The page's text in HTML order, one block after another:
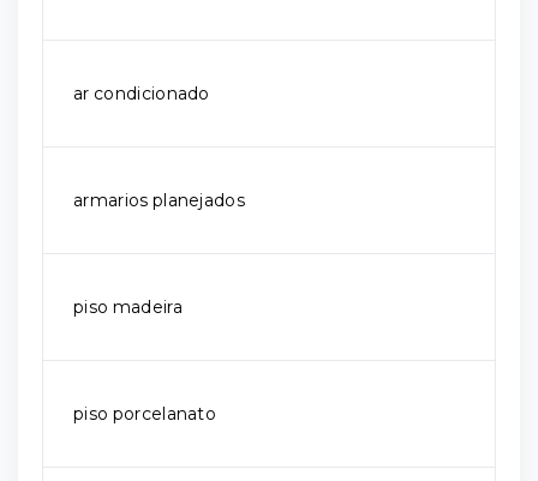
ar condicionado
armarios planejados
piso madeira
piso porcelanato